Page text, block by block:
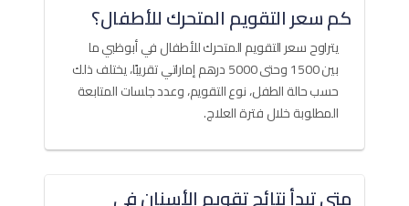
كم سعر التقويم المتحرك للأطفال؟
يتراوح سعر التقويم المتحرك للأطفال في أبوظبي ما
بين 1500 وحتى 5000 درهم إماراتي تقريبًا، يختلف ذلك
حسب حالة الطفل، نوع التقويم، وعدد جلسات المتابعة
المطلوبة خلال فترة العلاج.
متى تبدأ نتائج تقويم الأسنان في